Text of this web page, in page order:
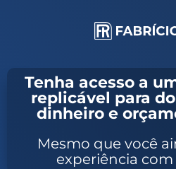
Tenha acesso a
replicável para
dinheiro e
Mesmo que você
experiência